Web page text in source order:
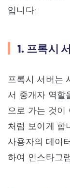
입니다:
1. 프록시
프록시 서버는
서 중개자 역할
으로 가는 것이
처럼 보이게 합
사용자의 데이
하여 인스타그